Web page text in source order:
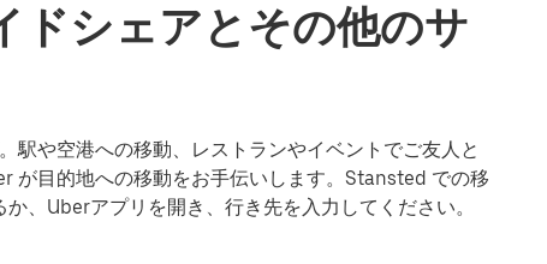
ドシェアとその他のサ
や空港への移動、レストランやイベントでご友人と
が目的地への移動をお手伝いします。Stansted での移
、Uberアプリを開き、行き先を入力してください。